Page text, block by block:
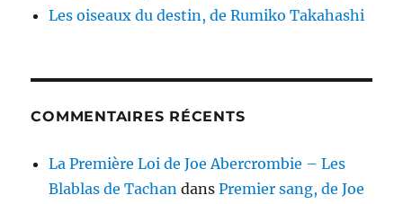
Les oiseaux du destin, de Rumiko Takahashi
COMMENTAIRES RÉCENTS
La Première Loi de Joe Abercrombie – Les
Blablas de Tachan dansPremier sang, de Joe